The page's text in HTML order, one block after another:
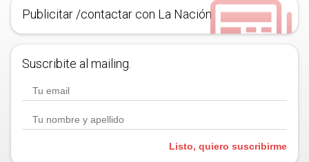
Publicitar /contactar con La Nación
Suscribite al mailing.
Listo, quiero suscribirme